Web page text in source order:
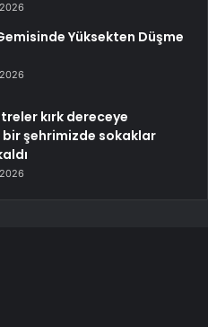
Yüksekten Düşme
kırk dereceye
bir şehrimizde sokaklar